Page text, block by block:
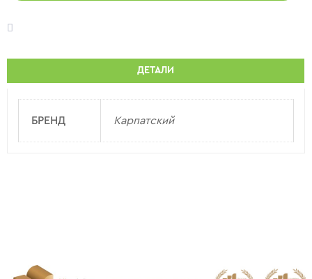
ДЕТАЛИ
БРЕНД Карпатский